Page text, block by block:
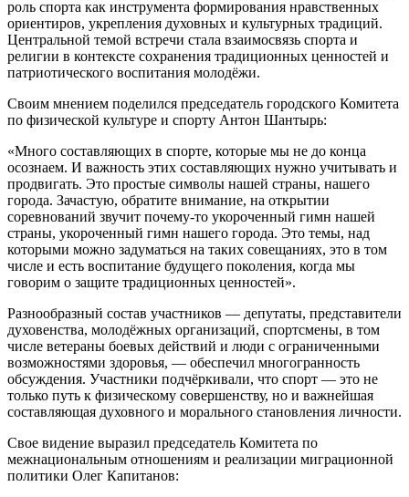
роль спорта как инструмента формирования нравственных
ориентиров, укрепления духовных и культурных традиций.
Центральной темой встречи стала взаимосвязь спорта и
религии в контексте сохранения традиционных ценностей и
патриотического воспитания молодёжи.
Своим мнением поделился председатель городского Комитета
по физической культуре и спорту Антон Шантырь:
«Много составляющих в спорте, которые мы не до конца
осознаем. И важность этих составляющих нужно учитывать и
продвигать. Это простые символы нашей страны, нашего
города. Зачастую, обратите внимание, на открытии
соревнований звучит почему-то укороченный гимн нашей
страны, укороченный гимн нашего города. Это темы, над
которыми можно задуматься на таких совещаниях, это в том
числе и есть воспитание будущего поколения, когда мы
говорим о защите традиционных ценностей».
Разнообразный состав участников — депутаты, представители
духовенства, молодёжных организаций, спортсмены, в том
числе ветераны боевых действий и люди с ограниченными
возможностями здоровья, — обеспечил многогранность
обсуждения. Участники подчёркивали, что спорт — это не
только путь к физическому совершенству, но и важнейшая
составляющая духовного и морального становления личности.
Свое видение выразил председатель Комитета по
межнациональным отношениям и реализации миграционной
политики Олег Капитанов: